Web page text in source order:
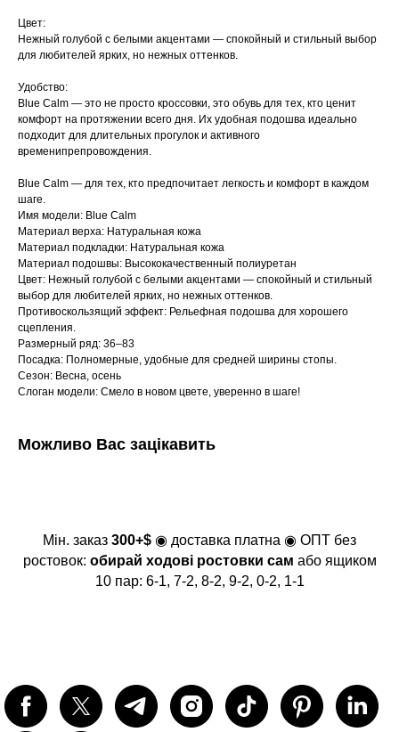
Цвет:
Нежный голубой с белыми акцентами — спокойный и стильный выбор
для любителей ярких, но нежных оттенков.
Удобство:
Blue Calm — это не просто кроссовки, это обувь для тех, кто ценит
комфорт на протяжении всего дня. Их удобная подошва идеально
подходит для длительных прогулок и активного
временипрепровождения.
Blue Calm — для тех, кто предпочитает легкость и комфорт в каждом
шаге.
Имя модели: Blue Calm
Материал верха: Натуральная кожа
Материал подкладки: Натуральная кожа
Материал подошвы: Высококачественный полиуретан
Цвет: Нежный голубой с белыми акцентами — спокойный и стильный
выбор для любителей ярких, но нежных оттенков.
Противоскользящий эффект: Рельефная подошва для хорошего
сцепления.
Размерный ряд: 36–83
Посадка: Полномерные, удобные для средней ширины стопы.
Сезон: Весна, осень
Слоган модели: Смело в новом цвете, уверенно в шаге!
Можливо Вас зацікавить
Мін. заказ 300+$ ◉ доставка платна ◉ ОПТ без
ростовок: обирай ходові ростовки сам або ящиком
10 пар: 6-1, 7-2, 8-2, 9-2, 0-2, 1-1